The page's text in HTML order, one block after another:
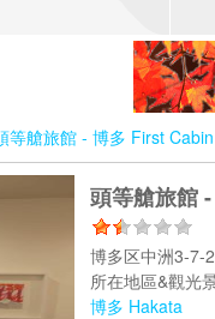
等艙旅館 - 博多 First
頭等艙旅館
博多区中洲3-
所在地區&觀光
博多 Hakata